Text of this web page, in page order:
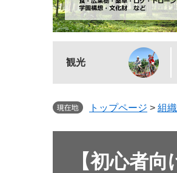
観光
トップページ > 組
【初心者